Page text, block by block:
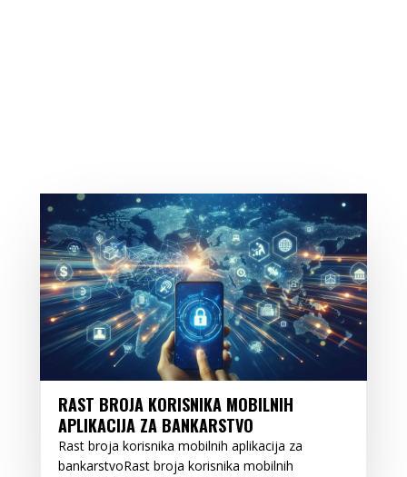
RAST BROJA KORISNIKA MOBILNIH
APLIKACIJA ZA BANKARSTVO
Rast broja korisnika mobilnih aplikacija za
bankarstvoRast broja korisnika mobilnih